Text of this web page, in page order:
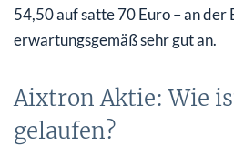
54,50 auf satte 70 Euro – an der
erwartungsgemäß sehr gut an.
Aixtron Aktie: Wie
gelaufen?